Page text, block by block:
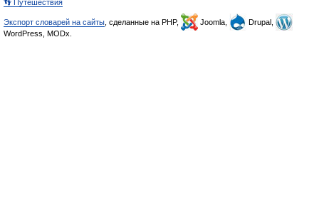
👣 Путешествия
Экспорт словарей на сайты , сделанные на PHP, Joomla,
Drupal,
WordPress, MODx.